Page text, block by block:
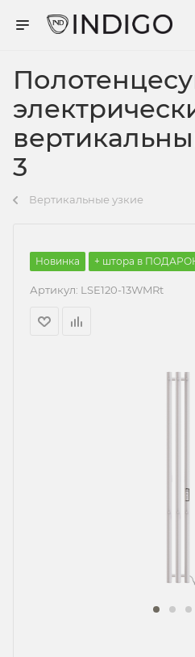
3
Вертикальные узкие
Новинка + штора в
Артикул: LSE120-13WMRt